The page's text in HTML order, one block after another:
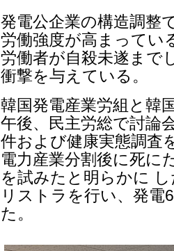
発電公企業の構造調整
労働強度が高まってい
労働者が自殺未遂まで
衝撃を与えている。
韓国発電産業労組と韓
午後、民主労総で討論
件および健康実態調査
電力産業分割後に死に
を試みたと明らかに
リストラを行い、発電
た。